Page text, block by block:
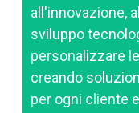
all'innovazione,
sviluppo
personalizzare
creando
per ogni cliente